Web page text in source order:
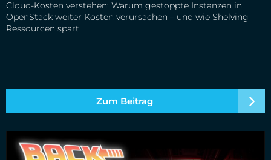
Cloud-Kosten verstehen: Warum gestoppte Instanzen in
OpenStack weiter Kosten verursachen – und wie Shelving
Ressourcen spart.
Zum Beitrag